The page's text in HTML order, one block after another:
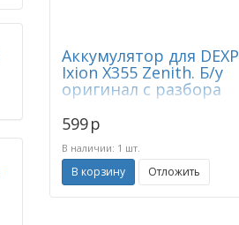
Аккумулятор для DEXP
Ixion X355 Zenith. Б/у
оригинал с разбора
599p
В наличии: 1 шт.
В корзину Отложить